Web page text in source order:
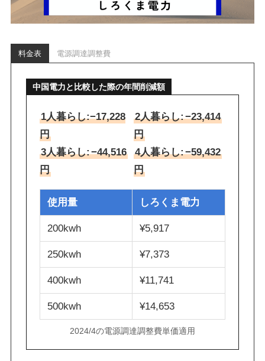
料金表 電源調達調整費
中国電力と比較した際の年間削減額
1人暮らし:−17,228
円
2人暮らし:−23,414
円
3人暮らし:−44,516
円
4人暮らし:−59,432
円
使用量 しろくま電力
200kwh ¥5,917
250kwh ¥7,373
400kwh ¥11,741
500kwh ¥14,653
2024/4の電源調達調整費単価適用